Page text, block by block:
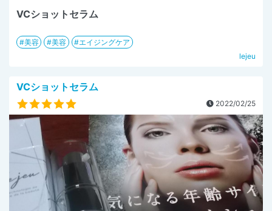
VCショットセラム
美容 美容
エイジングケア
lejeu
VCショットセラム
2022/02/25